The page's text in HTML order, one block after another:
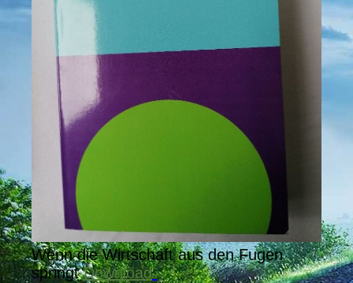
Wenn die Wirtschaft aus den Fugen
springtDownload